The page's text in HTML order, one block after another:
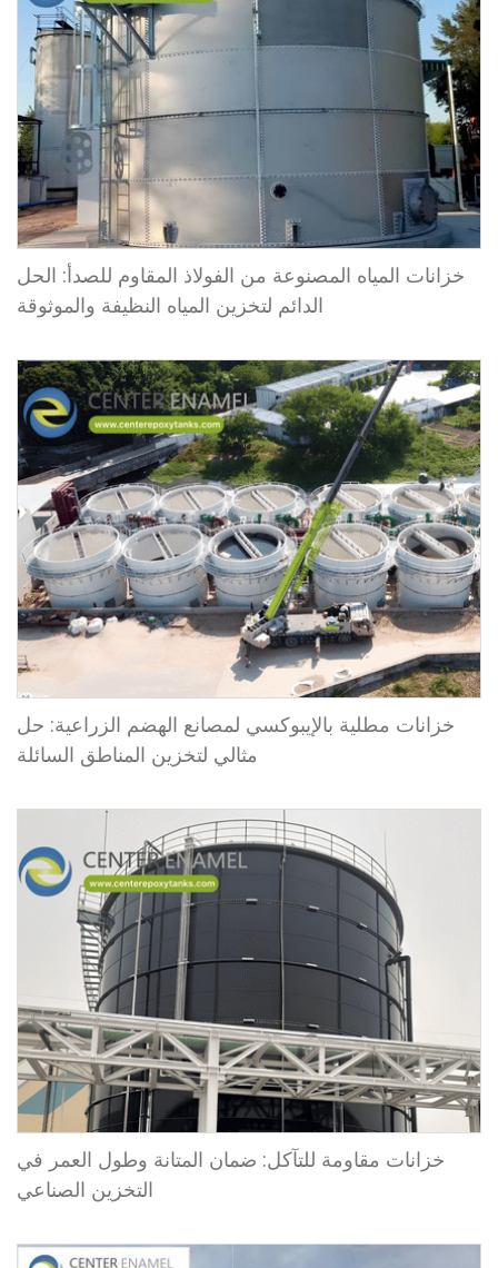
خزانات المياه المصنوعة من الفولاذ المقاوم للصدأ: الحل
الدائم لتخزين المياه النظيفة والموثوقة
خزانات مطلية بالإيبوكسي لمصانع الهضم الزراعية: حل
مثالي لتخزين المناطق السائلة
خزانات مقاومة للتآكل: ضمان المتانة وطول العمر في
التخزين الصناعي